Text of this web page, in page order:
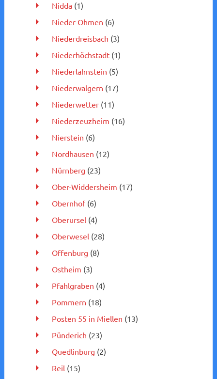
Nidda(1)
Nieder-Ohmen (6)
Niederdreisbach (3)
Niederhöchstadt(1)
Niederlahnstein (5)
Niederwalgern (17)
Niederwetter(11)
Niederzeuzheim (16)
Nierstein (6)
Nordhausen (12)
Nürnberg (23)
Ober-Widdersheim (17)
Obernhof(6)
Oberursel(4)
Oberwesel(28)
Offenburg (8)
Ostheim (3)
Pfahlgraben (4)
Pommern (18)
Posten 55 in Miellen (13)
Pünderich (23)
Quedlinburg (2)
Reil(15)